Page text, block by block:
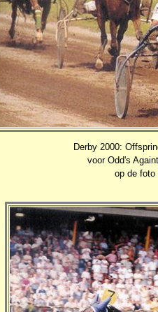
Derby 2000:
voor Odd's
op de foto